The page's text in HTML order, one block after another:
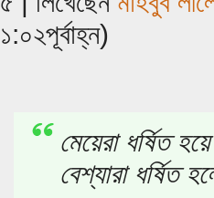
১:০২পূর্বাহ্ন)
মেয়েরা ধর্ষিত
বেশ্যারা ধর্ষিত